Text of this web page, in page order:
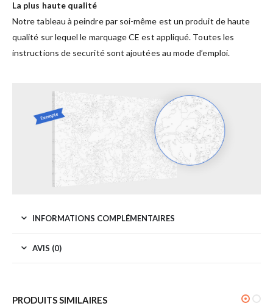
La plus haute qualité
Notre tableau à peindre par soi-même est un produit de haute
qualité sur lequel le marquage CE est appliqué. Toutes les
instructions de securité sont ajoutées au mode d’emploi.
INFORMATIONS COMPLÉMENTAIRES
AVIS (0)
PRODUITS SIMILAIRES